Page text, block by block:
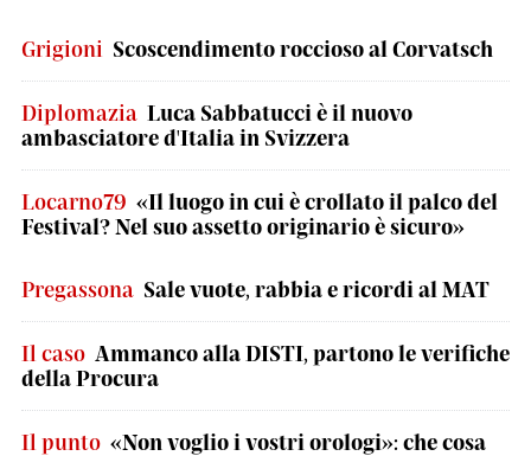
Grigioni Scoscendimento roccioso al Corvatsch
Diplomazia Luca Sabbatucci è il nuovo
ambasciatore d'Italia in Svizzera
Locarno79 «Il luogo in cui è crollato il palco del
Festival? Nel suo assetto originario è sicuro»
Pregassona Sale vuote, rabbia e ricordi al MAT
Il caso Ammanco alla DISTI, partono le verifiche
della Procura
Il punto «Non voglio i vostri orologi»: che cosa